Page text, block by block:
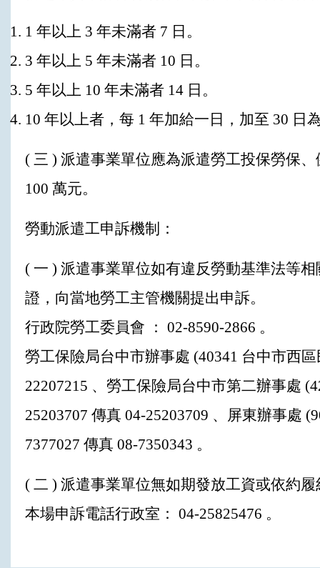
1 年以上 3 年未滿者 7 日。
3 年以上 5 年未滿者 10 日。
5 年以上 10 年未滿者 14 日。
10 年以上者，每 1 年加給一日，加至 30 日
( 三 ) 派遣事業單位應為派遣勞工投保勞保
100 萬元。
勞動派遣工申訴機制：
( 一 ) 派遣事業單位如有違反勞動基準法等
證，向當地勞工主管機關提出申訴。
行政院勞工委員會 ： 02-8590-2866 。
勞工保險局台中市辦事處 (40341 台中市西
22207215 、勞工保險局台中市第二辦事處
25203707 傳真 04-25203709 、屏東辦事處
7377027 傳真 08-7350343 。
( 二 ) 派遣事業單位無如期發放工資或依約
本場申訴電話行政室： 04-25825476 。